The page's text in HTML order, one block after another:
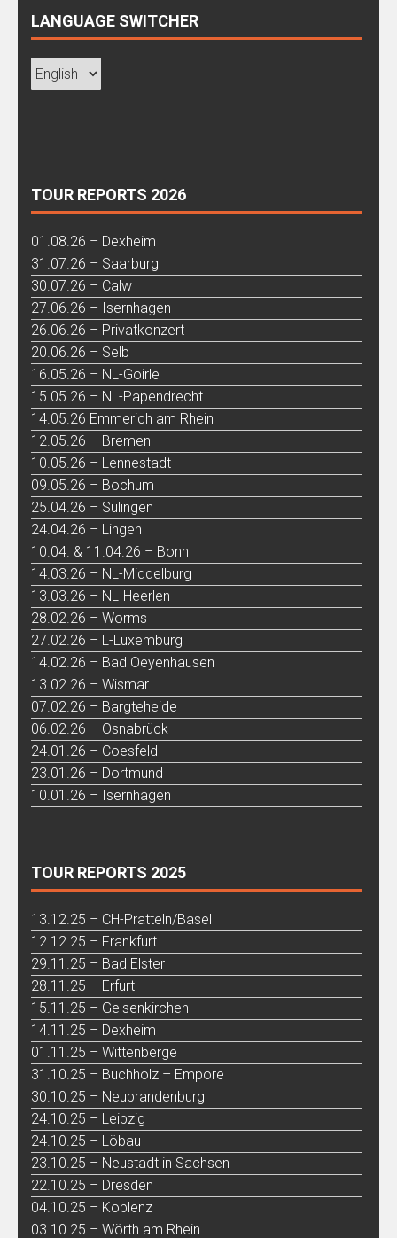
LANGUAGE SWITCHER
TOUR REPORTS 2026
01.08.26 – Dexheim
31.07.26 – Saarburg
30.07.26 – Calw
27.06.26 – Isernhagen
26.06.26 – Privatkonzert
20.06.26 – Selb
16.05.26 – NL-Goirle
15.05.26 – NL-Papendrecht
14.05.26 Emmerich am Rhein
12.05.26 – Bremen
10.05.26 – Lennestadt
09.05.26 – Bochum
25.04.26 – Sulingen
24.04.26 – Lingen
10.04. & 11.04.26 – Bonn
14.03.26 – NL-Middelburg
13.03.26 – NL-Heerlen
28.02.26 – Worms
27.02.26 – L-Luxemburg
14.02.26 – Bad Oeyenhausen
13.02.26 – Wismar
07.02.26 – Bargteheide
06.02.26 – Osnabrück
24.01.26 – Coesfeld
23.01.26 – Dortmund
10.01.26 – Isernhagen
TOUR REPORTS 2025
13.12.25 – CH-Pratteln/Basel
12.12.25 – Frankfurt
29.11.25 – Bad Elster
28.11.25 – Erfurt
15.11.25 – Gelsenkirchen
14.11.25 – Dexheim
01.11.25 – Wittenberge
31.10.25 – Buchholz – Empore
30.10.25 – Neubrandenburg
24.10.25 – Leipzig
24.10.25 – Löbau
23.10.25 – Neustadt in Sachsen
22.10.25 – Dresden
04.10.25 – Koblenz
03.10.25 – Wörth am Rhein